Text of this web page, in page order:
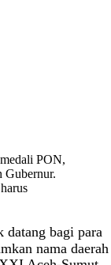
PON,
Gubernur.
bagi para
nama daerah